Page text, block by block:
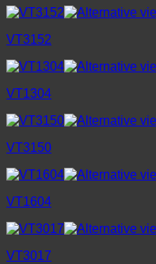
VT3152
VT1304
VT3150
VT1604
VT3017